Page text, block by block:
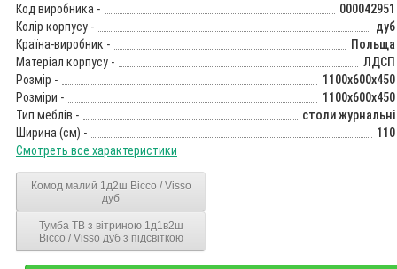
Код виробника -
000042951
Колір корпусу -
дуб
Країна-виробник -
Польща
Матеріал корпусу -
ЛДСП
Розмір -
1100x600x450
Розміри -
1100x600x450
Тип меблів -
столи журнальні
Ширина (см) -
110
Смотреть все характеристики
Комод малий 1д2ш Віссо / Visso
дуб
Тумба ТВ з вітриною 1д1в2ш
Віссо / Visso дуб з підсвіткою